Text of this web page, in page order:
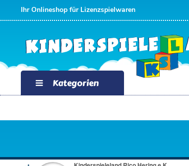
Ihr Onlineshop für Lizenzspielwaren
Kategorien